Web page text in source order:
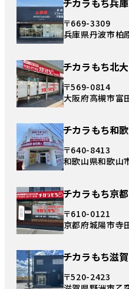
チカラもち兵
〒669-3309
兵庫県丹波市柏
チカラもち北
〒569-0814
大阪府高槻市富
チカラもち和
〒640-8413
和歌山県和歌山
チカラもち京
〒610-0121
京都府城陽市寺
チカラもち滋
〒520-2423